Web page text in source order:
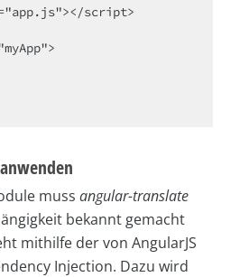
muss angular-translate
bekannt gemacht
mithilfe der von AngularJS
Injection. Dazu wird